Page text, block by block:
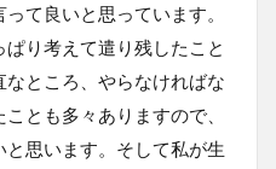
て良いと思っています。
り考えて遣り残したこと
ところ、やらなければな
とも多々ありますので、
思います。そして私が生